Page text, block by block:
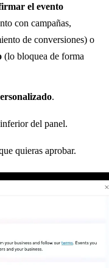
el evento
con campañas,
de conversiones) o
(lo bloquea de forma
.
del panel.
quieras aprobar.